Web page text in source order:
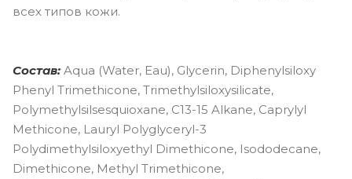
всех типов кожи.
Состав: Aqua (Water, Eau), Glycerin, Diphenylsiloxy
Phenyl Trimethicone, Trimethylsiloxysilicate,
Polymethylsilsesquioxane, C13-15 Alkane, Caprylyl
Methicone, Lauryl Polyglyceryl-3
Polydimethylsiloxyethyl Dimethicone, Isododecane,
Dimethicone, Methyl Trimethicone,